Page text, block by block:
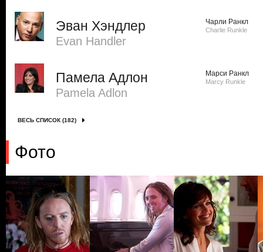
Эван Хэндлер
Evan Handler
Чарли Ранкл
Charlie Runkle
Памела Адлон
Pamela Adlon
Марси Ранкл
Marcy Runkle
ВЕСЬ СПИСОК (182)
Фото